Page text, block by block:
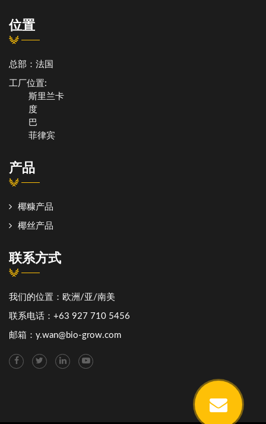
位置
总部：法国
工厂位置:
斯里兰卡
度
巴
菲律宾
产品
椰糠产品
椰丝产品
联系方式
我们的位置：欧洲/亚/南美
联系电话：+63 927 710 5456
邮箱： y.wan@bio-grow.com